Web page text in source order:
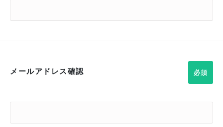
メールアドレス確認